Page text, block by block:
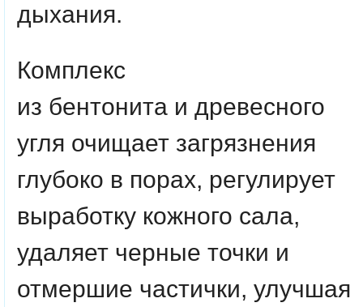
дыхания.
Комплекс
из бентонита и древесного
угля очищает загрязнения
глубоко в порах, регулирует
выработку кожного сала,
удаляет черные точки и
отмершие частички, улучшая